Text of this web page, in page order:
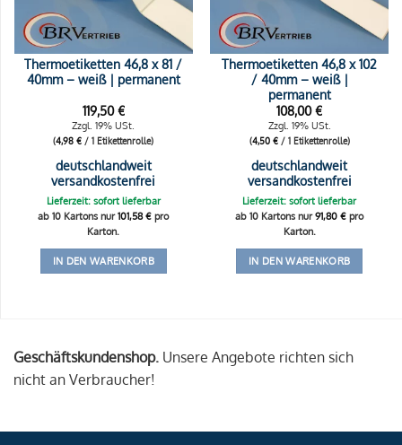
Thermoetiketten 46,8 x 81 /
40mm – weiß | permanent
119,50€
Zzgl. 19% USt.
(4,98€ / 1 Etikettenrolle)
deutschlandweit
versandkostenfrei
Lieferzeit: sofort lieferbar
ab 10 Kartons nur101,58€ pro
Karton.
IN DEN WARENKORB
Thermoetiketten 46,8 x 102
/ 40mm – weiß |
permanent
108,00€
Zzgl. 19% USt.
(4,50 €/ 1 Etikettenrolle)
deutschlandweit
versandkostenfrei
Lieferzeit: sofort lieferbar
ab 10 Kartons nur91,80€ pro
Karton.
IN DEN WARENKORB
Geschäftskundenshop. Unsere Angebote richten sich
nicht an Verbraucher!